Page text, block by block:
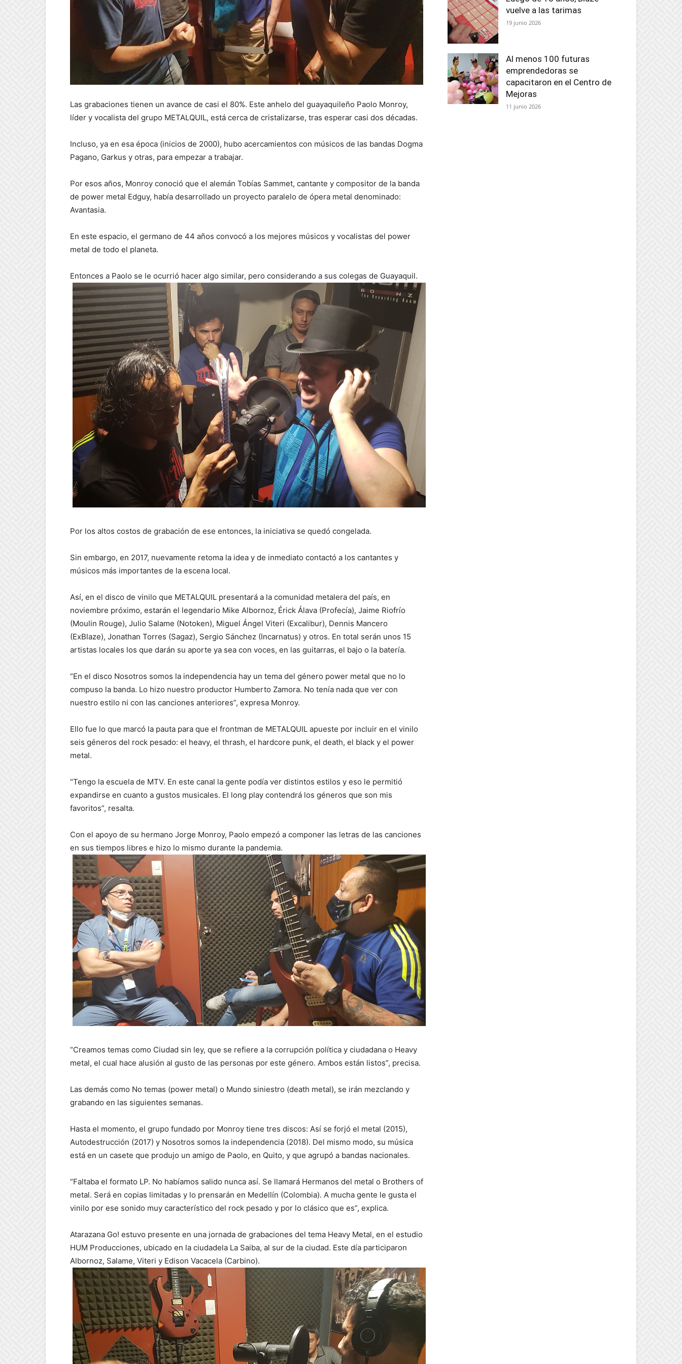
Las grabaciones tienen un avance de casi el 80%. Este anhelo del guayaquileño Paolo Monroy,
líder y vocalista del grupo METALQUIL, está cerca de cristalizarse, tras esperar casi dos décadas.
Incluso, ya en esa época (inicios de 2000), hubo acercamientos con músicos de las bandas Dogma
Pagano, Garkus y otras, para empezar a trabajar.
Por esos años, Monroy conoció que el alemán Tobías Sammet, cantante y compositor de la banda
de power metal Edguy, había desarrollado un proyecto paralelo de ópera metal denominado:
Avantasia.
En este espacio, el germano de 44 años convocó a los mejores músicos y vocalistas del power
metal de todo el planeta.
Entonces a Paolo se le ocurrió hacer algo similar, pero considerando a sus colegas de Guayaquil.
Por los altos costos de grabación de ese entonces, la iniciativa se quedó congelada.
Sin embargo, en 2017, nuevamente retoma la idea y de inmediato contactó a los cantantes y
músicos más importantes de la escena local.
Así, en el disco de vinilo que METALQUIL presentará a la comunidad metalera del país, en
noviembre próximo, estarán el legendario Mike Albornoz, Érick Álava (Profecía), Jaime Riofrío
(Moulin Rouge), Julio Salame (Notoken), Miguel Ángel Viteri (Excalibur), Dennis Mancero
(ExBlaze), Jonathan Torres (Sagaz), Sergio Sánchez (Incarnatus) y otros. En total serán unos 15
artistas locales los que darán su aporte ya sea con voces, en las guitarras, el bajo o la batería.
“En el disco Nosotros somos la independencia hay un tema del género power metal que no lo
compuso la banda. Lo hizo nuestro productor Humberto Zamora. No tenía nada que ver con
nuestro estilo ni con las canciones anteriores”, expresa Monroy.
Ello fue lo que marcó la pauta para que el frontman de METALQUIL apueste por incluir en el vinilo
seis géneros del rock pesado: el heavy, el thrash, el hardcore punk, el death, el black y el power
metal.
“Tengo la escuela de MTV. En este canal la gente podía ver distintos estilos y eso le permitió
expandirse en cuanto a gustos musicales. El long play contendrá los géneros que son mis
favoritos”, resalta.
Con el apoyo de su hermano Jorge Monroy, Paolo empezó a componer las letras de las canciones
en sus tiempos libres e hizo lo mismo durante la pandemia.
“Creamos temas como Ciudad sin ley, que se refiere a la corrupción política y ciudadana o Heavy
metal, el cual hace alusión al gusto de las personas por este género. Ambos están listos”, precisa.
Las demás como No temas (power metal) o Mundo siniestro (death metal), se irán mezclando y
grabando en las siguientes semanas.
Hasta el momento, el grupo fundado por Monroy tiene tres discos: Así se forjó el metal (2015),
Autodestrucción (2017) y Nosotros somos la independencia (2018). Del mismo modo, su música
está en un casete que produjo un amigo de Paolo, en Quito, y que agrupó a bandas nacionales.
“Faltaba el formato LP. No habíamos salido nunca así. Se llamará Hermanos del metal o Brothers of
metal. Será en copias limitadas y lo prensarán en Medellín (Colombia). A mucha gente le gusta el
vinilo por ese sonido muy característico del rock pesado y por lo clásico que es”, explica.
Atarazana Go! estuvo presente en una jornada de grabaciones del tema Heavy Metal, en el estudio
HUM Producciones, ubicado en la ciudadela La Saiba, al sur de la ciudad. Este día participaron
Albornoz, Salame, Viteri y Edison Vacacela (Carbino).
vuelve a las tarimas
19 junio 2026
Al menos 100 futuras
emprendedoras se
capacitaron en el Centro de
Mejoras
11 junio 2026